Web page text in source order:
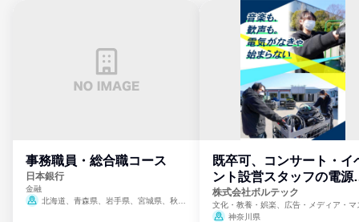
事務職員・総合職コース
日本銀行
金融
北海道、青森県、岩手県、宮城県、秋田
既卒可、コンサート・イ
ント設営スタッフの電源
門
株式会社ボルテック
文化・教養・娯楽、広告・メディア・マ
ミ、電力・ガス・水道・エネルギー
神奈川県